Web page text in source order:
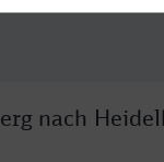
nach